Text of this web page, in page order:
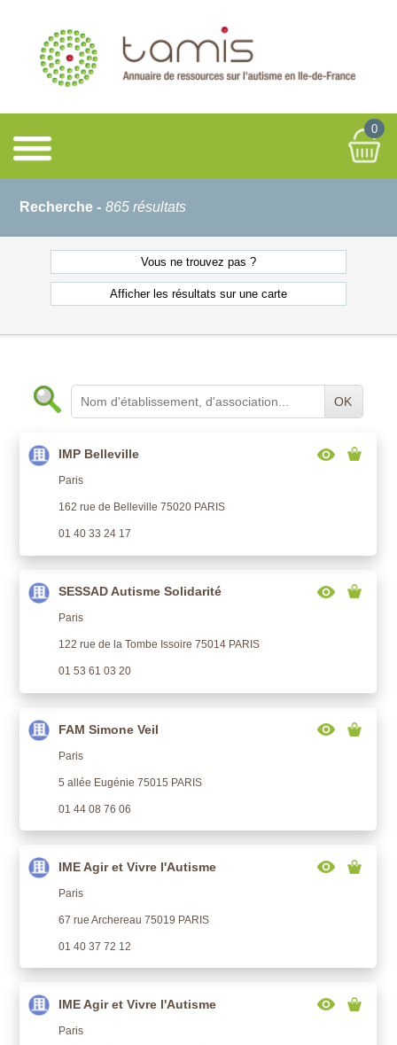
0
Recherche - 865 résultats
Vous ne trouvez pas ?
Afficher les résultats sur une carte
OK
IMP Belleville
Paris
162 rue de Belleville 75020 PARIS
01 40 33 24 17
SESSAD Autisme Solidarité
Paris
122 rue de la Tombe Issoire 75014 PARIS
01 53 61 03 20
FAM Simone Veil
Paris
5 allée Eugénie 75015 PARIS
01 44 08 76 06
IME Agir et Vivre l'Autisme
Paris
67 rue Archereau 75019 PARIS
01 40 37 72 12
IME Agir et Vivre l'Autisme
Paris